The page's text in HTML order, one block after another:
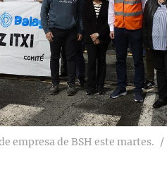
empresa de BSH este martes.